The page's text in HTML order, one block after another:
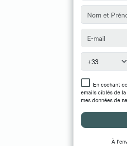
En cochant
emails ciblés de
mes données de
À